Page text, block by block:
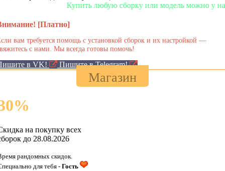
Купить любую сборку или модель можно у нас в
[Платно]
вам требуется помощь с установкой сборок и их настройкой —
с нами. Мы всегда готовы помочь!
в VK! Пишите в Telegram!
Магазин
%
на покупку всех
до 28.08.2026
рандомных скидок.
для тебя - Гость